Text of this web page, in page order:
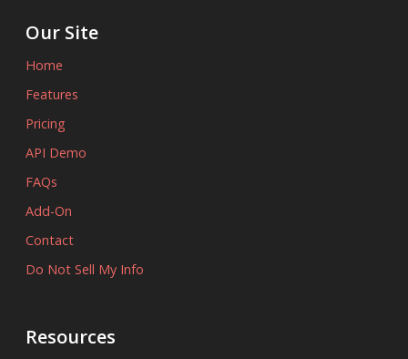
Our Site
Home
Features
Pricing
API Demo
FAQs
Add-On
Contact
Do Not Sell My Info
Resources